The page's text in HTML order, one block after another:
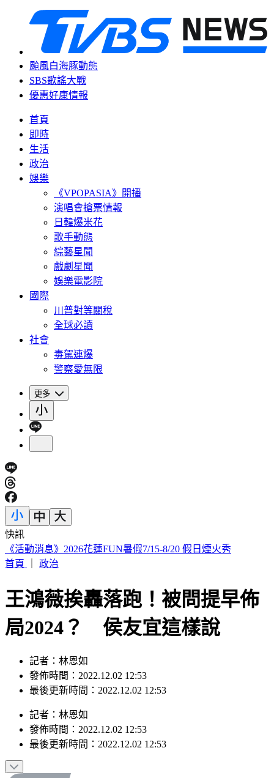
颱風白海豚動態
SBS歌謠大戰
優惠好康情報
首頁
即時
生活
政治
娛樂
《VPOPASIA》開播
演唱會搶票情報
日韓爆米花
歌手動態
綜藝星聞
戲劇星聞
娛樂電影院
國際
川普對等關稅
全球必讀
社會
毒駕連爆
警察愛無限
更多
快訊
漢光Day5！憲兵北捷深夜演練 新式「環境迷彩」首度曝光
首頁
政治
王鴻薇挨轟落跑！被問提早佈
局2024？ 侯友宜這樣說
記者：林恩如
發佈時間：2022.12.02 12:53
最後更新時間：2022.12.02 12:53
記者 ： 林恩如
發佈時間： 2022.12.02 12:53
最後更新時間： 2022.12.02 12:53